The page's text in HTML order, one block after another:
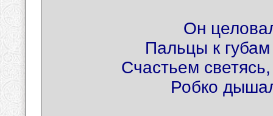
Он
Пальцы к
Счастьем
Робко